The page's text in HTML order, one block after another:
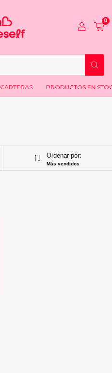
0
CARTERAS PRODUCTOS EN
Ordenar por:
Más vendidos